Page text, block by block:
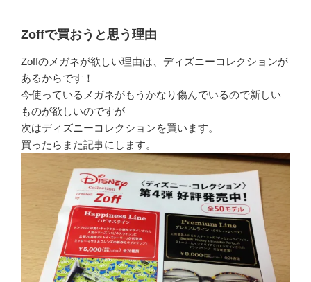
Zoffで買おうと思う理由
Zoffのメガネが欲しい理由は、ディズニーコレクションが
あるからです！
今使っているメガネがもうかなり傷んでいるので新しい
ものが欲しいのですが
次はディズニーコレクションを買います。
買ったらまた記事にします。